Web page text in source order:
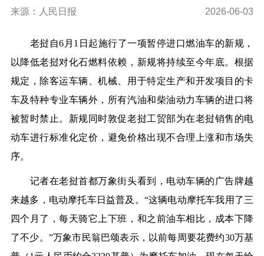
来源：人民日报 2026-06-03
老挝自6月1日起施行了一项暂停进口燃油车的新规，
以降低老挝对化石燃料依赖，新规将持续至今年底。根据
规定，除客运车辆、机械、用于特定生产和开发项目的卡
车及特种专业车辆外，所有汽油和柴油动力车辆的进口将
被暂时禁止。新规同时敦促老挝工贸部为在老挝销售的电
动车进行标准化定价，避免价格出现不合理上涨和市场失
序。
记者在老挝首都万象街头看到，电动车辆的广告牌越
来越多，电动摩托车日益普及。“这辆电动摩托车我用了三
四个月了，每天骑它上下班，和之前油车相比，成本下降
了不少。”万象市民翁巴颂表示，以前每周要花费约30万基